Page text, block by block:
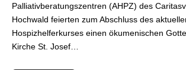
Palliativberatungszentren (AHPZ) des
Hochwald feierten zum Abschluss des
Hospizhelferkurses einen ökumenischen
Kirche St. Josef…